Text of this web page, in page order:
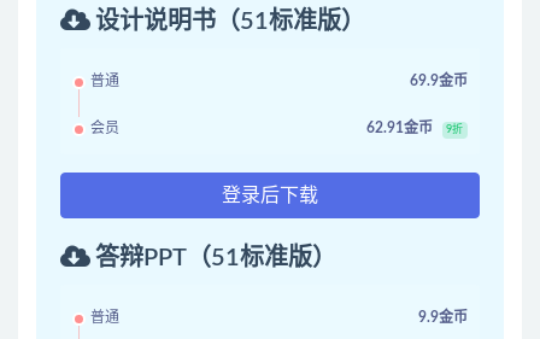
设计说明书（51标准版）
普通 69.9金币
会员 62.91金币 9折
登录后下载
答辩PPT（51标准版）
普通 9.9金币